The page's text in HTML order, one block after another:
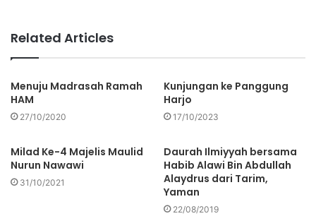
Related Articles
Menuju Madrasah Ramah
HAM
27/10/2020
Kunjungan ke Panggung
Harjo
17/10/2023
Milad Ke-4 Majelis Maulid
Nurun Nawawi
31/10/2021
Daurah Ilmiyyah bersama
Habib Alawi Bin Abdullah
Alaydrus dari Tarim,
Yaman
22/08/2019